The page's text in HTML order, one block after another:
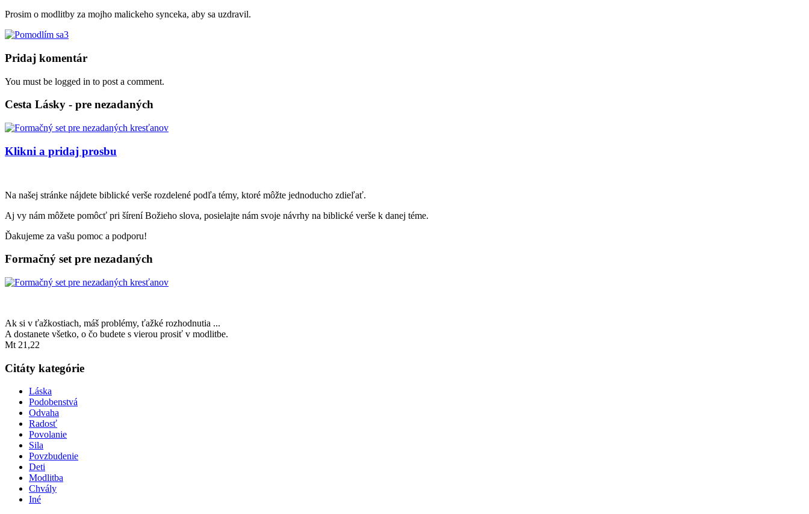
Prosim o modlitby za mojho malickeho synceka, aby sa uzdravil.
3
Pridaj komentár
You must be logged in to post a comment.
Cesta Lásky - pre nezadaných
Klikni a pridaj prosbu
Na našej stránke nájdete biblické verše rozdelené podľa témy, ktoré môžte jednoducho zdieľať.
Aj vy nám môžete pomôcť pri šírení Božieho slova, posielajte nám svoje návrhy na biblické verše k danej téme.
Ďakujeme za vašu pomoc a podporu!
Formačný set pre nezadaných
Ak si v ťažkostiach, máš problémy, ťažké rozhodnutia ...
A dostanete všetko, o čo budete s vierou prosiť v modlitbe.
Mt 21,22
Citáty kategórie
Láska
Podobenstvá
Odvaha
Radosť
Povolanie
Sila
Povzbudenie
Deti
Modlitba
Chvály
Iné